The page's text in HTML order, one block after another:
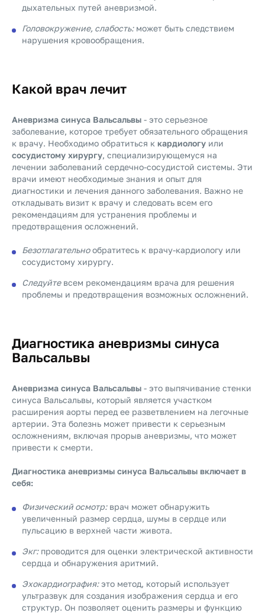
дыхательных путей аневризмой.
Головокружение, слабость:может быть следствием
нарушения кровообращения.
Какой врач лечит
Аневризма синуса Вальсальвы - это серьезное
заболевание, которое требует обязательного обращения
к врачу. Необходимо обратиться к кардиологу или
сосудистому хирургу, специализирующемуся на
лечении заболеваний сердечно-сосудистой системы. Эти
врачи имеют необходимые знания и опыт для
диагностики и лечения данного заболевания. Важно не
откладывать визит к врачу и следовать всем его
рекомендациям для устранения проблемы и
предотвращения осложнений.
Безотлагательнообратитесь к врачу-кардиологу или
сосудистому хирургу.
Следуйтевсем рекомендациям врача для решения
проблемы и предотвращения возможных осложнений.
Диагностика аневризмы синуса
Вальсальвы
Аневризма синуса Вальсальвы - это выпячивание стенки
синуса Вальсальвы, который является участком
расширения аорты перед ее разветвлением на легочные
артерии. Эта болезнь может привести к серьезным
осложнениям, включая прорыв аневризмы, что может
привести к смерти.
Диагностика аневризмы синуса Вальсальвы включает в
себя:
Физический осмотр:врач может обнаружить
увеличенный размер сердца, шумы в сердце или
пульсацию в верхней части живота.
Экг:проводится для оценки электрической активности
сердца и обнаружения аритмий.
Эхокардиография:это метод, который использует
ультразвук для создания изображения сердца и его
структур. Он позволяет оценить размеры и функцию